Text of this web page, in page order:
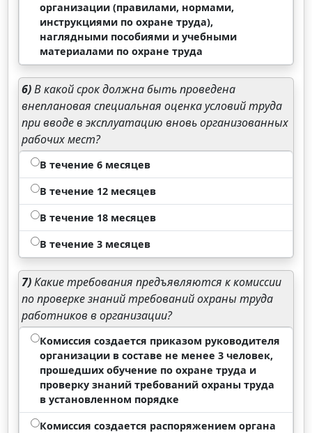
организации (правилами, нормами,
инструкциями по охране труда),
наглядными пособиями и учебными
материалами по охране труда
6)В какой срок должна быть проведена
внеплановая специальная оценка условий труда
при вводе в эксплуатацию вновь организованных
рабочих мест?
В течение 6 месяцев
В течение 12 месяцев
В течение 18 месяцев
В течение 3 месяцев
7)Какие требования предъявляются к комиссии
по проверке знаний требований охраны труда
работников в организации?
Комиссия создается приказом руководителя
организации в составе не менее 3 человек,
прошедших обучение по охране труда и
проверку знаний требований охраны труда
в установленном порядке
Комиссия создается распоряжением органа